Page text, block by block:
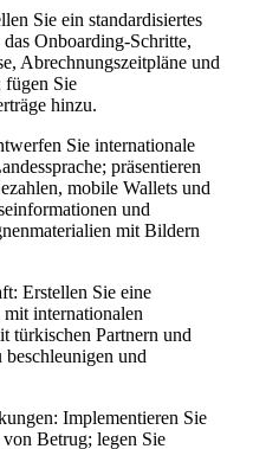
Sie ein standardisiertes
Onboarding-Schritte,
Abrechnungszeitpläne und
fügen Sie
hinzu.
Sie internationale
präsentieren
mobile Wallets und
und
mit Bildern
Erstellen Sie eine
internationalen
türkischen Partnern und
und
Implementieren Sie
Betrug; legen Sie